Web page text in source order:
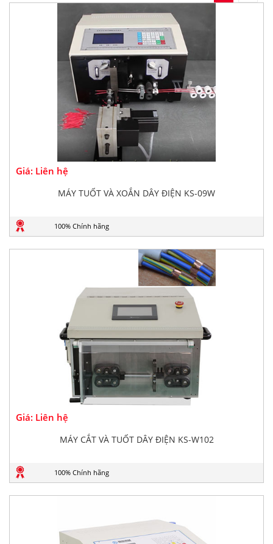
Giá: Liên hệ
MÁY TUỐT VÀ XOẮN DÂY ĐIỆN KS-09W
100% Chính hãng
Giá: Liên hệ
MÁY CẮT VÀ TUỐT DÂY ĐIỆN KS-W102
100% Chính hãng